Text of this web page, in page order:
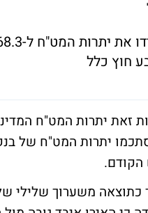
חוץ כלל